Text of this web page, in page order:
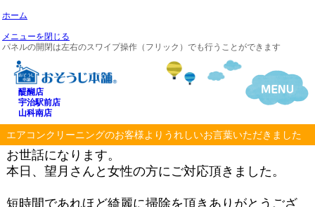
ホーム
メニューを閉じる
パネルの開閉は左右のスワイプ操作（フリック）でも行うことができます
醍醐店
宇治駅前店
山科南店
エアコンクリーニングのお客様よりうれしいお言葉いただきました
お世話になります。
本日、望月さんと女性の方にご対応頂きました。
短時間であれほど綺麗に掃除を頂きありがとうござ